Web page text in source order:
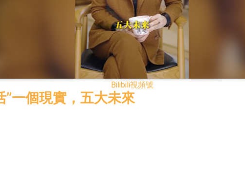
主 並已取得歐美相關認證
置混合型發起式證券投資基金臨時停牌
票型證券投資基金臨時停牌
跌22.40%，九福來(08611.HK)跌21.01%
漲+75.05%，辰興發展(02286.HK)漲+64.91%
跌8.38%
具警示函措施
Bilibili視頻號
”一個現實，五大未來